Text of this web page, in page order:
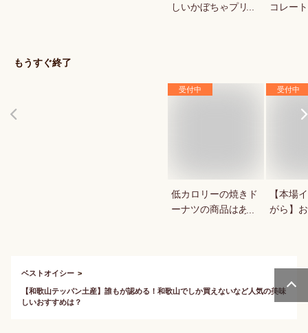
しいかぼちゃプリン
コレー
もうすぐ終了
受付中
低カロリーの焼きド
ーナツの商品はあり
受付中
【本場
がら】
ベストオイシー
【和歌山テッパン土産】誰もが認める！和歌山でしか買えないなど人気の美味
しいおすすめは？